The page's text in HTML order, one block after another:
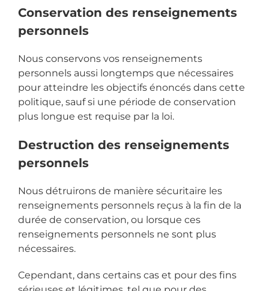
Conservation des renseignements
personnels
Nous conservons vos renseignements
personnels aussi longtemps que nécessaires
pour atteindre les objectifs énoncés dans cette
politique, sauf si une période de conservation
plus longue est requise par la loi.
Destruction des renseignements
personnels
Nous détruirons de manière sécuritaire les
renseignements personnels reçus à la fin de la
durée de conservation, ou lorsque ces
renseignements personnels ne sont plus
nécessaires.
Cependant, dans certains cas et pour des fins